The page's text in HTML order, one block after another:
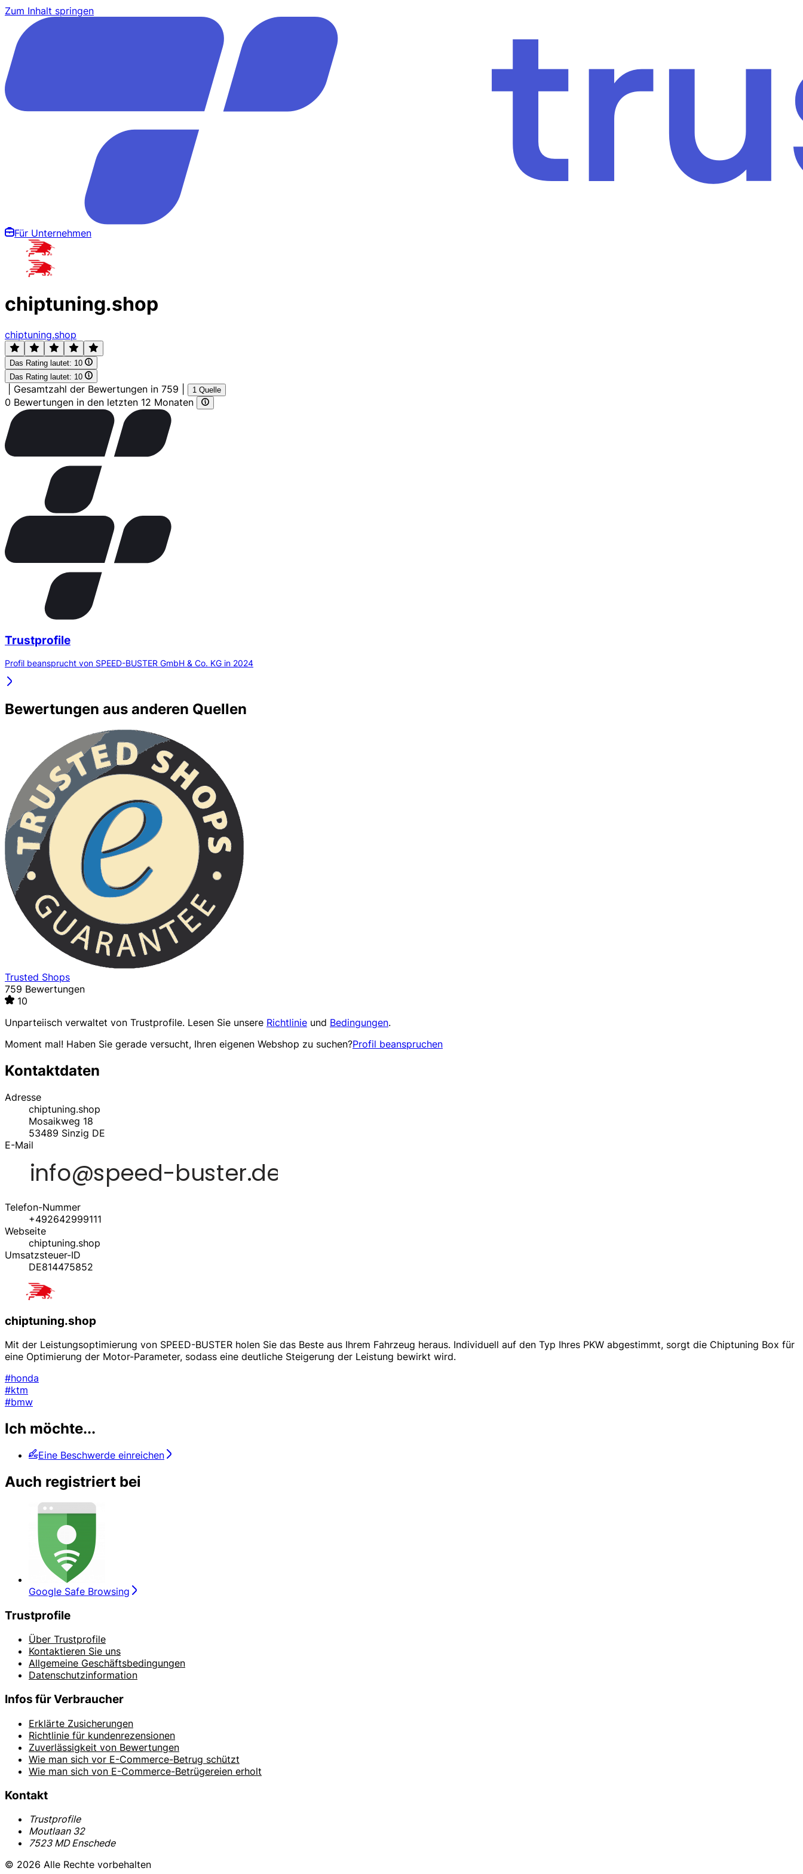
Zum Inhalt springen
Für Unternehmen
chiptuning.shop
chiptuning.shop
Das Rating lautet: 10
Das Rating lautet: 10
Gesamtzahl der Bewertungen in 759 1 Quelle
0 Bewertungen in den letzten 12 Monaten
Trustprofile
Profil beansprucht von SPEED-BUSTER GmbH & Co. KG in 2024
Bewertungen aus anderen Quellen
Trusted Shops
759 Bewertungen
10
Unparteiisch verwaltet von Trustprofile. Lesen Sie unsere Richtlinie und Bedingungen.
Moment mal! Haben Sie gerade versucht, Ihren eigenen Webshop zu suchen?Profil beanspruchen
Kontaktdaten
Adresse
chiptuning.shop
Mosaikweg 18
53489 Sinzig DE
E-Mail
Telefon-Nummer
+492642999111
Webseite
chiptuning.shop
Umsatzsteuer-ID
DE814475852
chiptuning.shop
Mit der Leistungsoptimierung von SPEED-BUSTER holen Sie das Beste aus Ihrem Fahrzeug heraus. Individuell auf den Typ Ihres PKW abgestimmt, sorgt die Chiptuning Box für
eine Optimierung der Motor-Parameter, sodass eine deutliche Steigerung der Leistung bewirkt wird.
#honda
#ktm
#bmw
Ich möchte...
Eine Beschwerde einreichen
Auch registriert bei
Google Safe Browsing
Trustprofile
Über Trustprofile
Kontaktieren Sie uns
Allgemeine Geschäftsbedingungen
Datenschutzinformation
Infos für Verbraucher
Erklärte Zusicherungen
Richtlinie für kundenrezensionen
Zuverlässigkeit von Bewertungen
Wie man sich vor E-Commerce-Betrug schützt
Wie man sich von E-Commerce-Betrügereien erholt
Kontakt
Trustprofile
Moutlaan 32
7523 MD Enschede
© 2026 Alle Rechte vorbehalten